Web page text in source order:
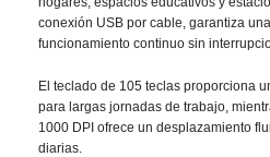
conexión USB por cable, garantiza
funcionamiento continuo sin
El teclado de 105 teclas proporciona
para largas jornadas de trabajo,
1000 DPI ofrece un desplazamiento
diarias.